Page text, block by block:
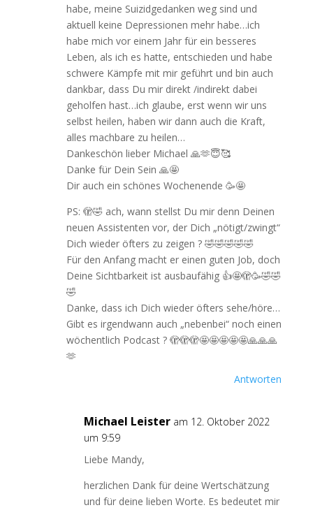
habe, meine Suizidgedanken weg sind und
aktuell keine Depressionen mehr habe…ich
habe mich vor einem Jahr für ein besseres
Leben, als ich es hatte, entschieden und habe
schwere Kämpfe mit mir geführt und bin auch
dankbar, dass Du mir direkt /indirekt dabei
geholfen hast…ich glaube, erst wenn wir uns
selbst heilen, haben wir dann auch die Kraft,
alles machbare zu heilen…
Dankeschön lieber Michael 🙏🫶😇🥰
Danke für Dein Sein 🙏🤩
Dir auch ein schönes Wochenende 🥳🤩
PS: 🫣🤣 ach, wann stellst Du mir denn Deinen
neuen Assistenten vor, der Dich „nötigt/zwingt“
Dich wieder öfters zu zeigen ? 🤣🤣🤣🤣🤣
Für den Anfang macht er einen guten Job, doch
Deine Sichtbarkeit ist ausbaufähig 👍🤩🫣🥳🤣🤣
🤣
Danke, dass ich Dich wieder öfters sehe/höre…
Gibt es irgendwann auch „nebenbei“ noch einen
wöchentlich Podcast ? 🫣🫣🫣🤩🤩🤩🤩🤩🙏🙏🙏
🫶
Antworten
Michael Leister am 12. Oktober 2022
um 9:59
Liebe Mandy,
herzlichen Dank für deine Wertschätzung
und für deine lieben Worte. Es bedeutet mir